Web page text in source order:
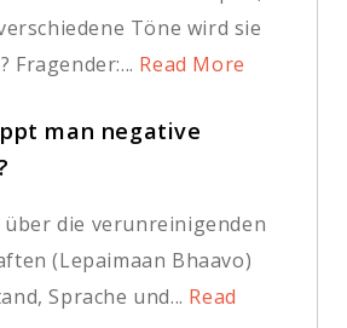
Töne wird sie
Fragender:... Read More
man negative
über die verunreinigenden
(Lepaimaan Bhaavo)
Sprache und... Read